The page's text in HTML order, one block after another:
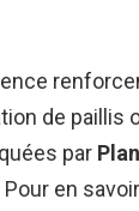
de paillis
par
en